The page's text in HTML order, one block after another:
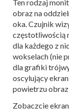
Ten rodzaj
obraz na
oka. Czujnik
częstotliwością
dla każdego z
wokselach (nie
dla grafiki
oscylujący
powietrzu
Zobaczcie